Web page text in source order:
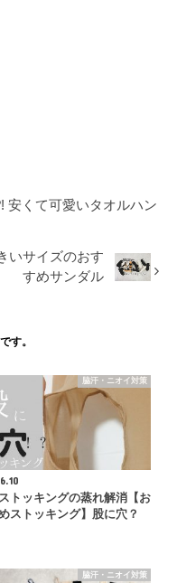
安くて可愛いタオルハン
いサイズのおす
すめサンダル
す。
脇汗・ニオイ対策
トッキングの蒸れ解消【お
ストッキング】股に穴？
脇汗・ニオイ対策